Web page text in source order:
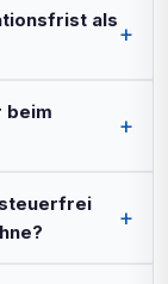
als
beim
steuerfrei